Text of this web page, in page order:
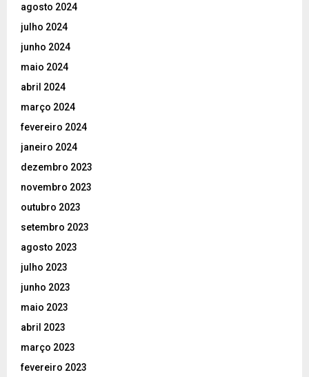
agosto 2024
julho 2024
junho 2024
maio 2024
abril 2024
março 2024
fevereiro 2024
janeiro 2024
dezembro 2023
novembro 2023
outubro 2023
setembro 2023
agosto 2023
julho 2023
junho 2023
maio 2023
abril 2023
março 2023
fevereiro 2023